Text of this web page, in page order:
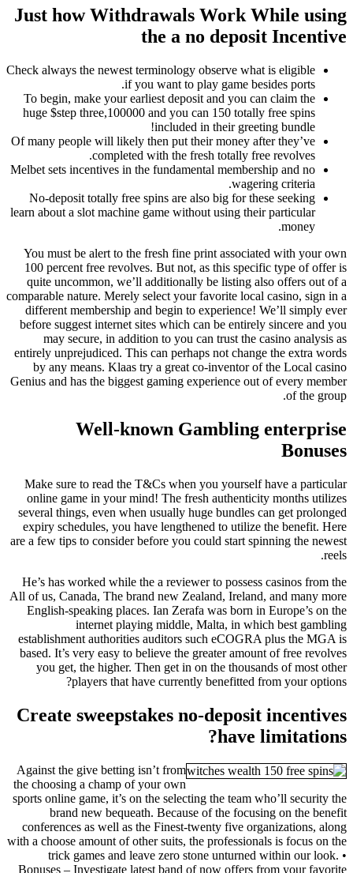
Just how Withdrawals Work While using
the a no deposit Incentive
Check always the newest terminology observe what is eligible
if you want to play game besides ports.
To begin, make your earliest deposit and you can claim the
huge $step three,100000 and you can 150 totally free spins
included in their greeting bundle!
Of many people will likely then put their money after they’ve
completed with the fresh totally free revolves.
Melbet sets incentives in the fundamental membership and no
wagering criteria.
No-deposit totally free spins are also big for these seeking
learn about a slot machine game without using their particular
money.
You must be alert to the fresh fine print associated with your own
100 percent free revolves. But not, as this specific type of offer is
quite uncommon, we’ll additionally be listing also offers out of a
comparable nature. Merely select your favorite local casino, sign in a
different membership and begin to experience! We’ll simply ever
before suggest internet sites which can be entirely sincere and you
may secure, in addition to you can trust the casino analysis as
entirely unprejudiced. This can perhaps not change the extra words
by any means. Klaas try a great co-inventor of the Local casino
Genius and has the biggest gaming experience out of every member
of the group.
Well-known Gambling enterprise
Bonuses
Make sure to read the T&Cs when you yourself have a particular
online game in your mind! The fresh authenticity months utilizes
several things, even when usually huge bundles can get prolonged
expiry schedules, you have lengthened to utilize the benefit. Here
are a few tips to consider before you could start spinning the newest
reels.
He’s has worked while the a reviewer to possess casinos from the
All of us, Canada, The brand new Zealand, Ireland, and many more
English-speaking places. Ian Zerafa was born in Europe’s on the
internet playing middle, Malta, in which best gambling
establishment authorities auditors such eCOGRA plus the MGA is
based. It’s very easy to believe the greater amount of free revolves
you get, the higher. Then get in on the thousands of most other
players that have currently benefitted from your options?
Create sweepstakes no-deposit incentives
have limitations?
Against the give betting isn’t from
the choosing a champ of your own
sports online game, it’s on the selecting the team who’ll security the
brand new bequeath. Because of the focusing on the benefit
conferences as well as the Finest-twenty five organizations, along
with a choose amount of other suits, the professionals is focus on the
trick games and leave zero stone unturned within our look. •
Bonuses – Investigate latest band of now offers from your favorite